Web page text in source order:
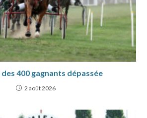
400 gagnants dépassée
2 août 2026